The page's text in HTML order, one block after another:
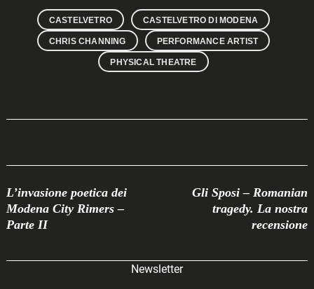
CASTELVETRO CASTELVETRO DI MODENA
CHRIS CHANNING PERFORMANCE ARTIST
PHYSICAL THEATRE
Post
Navigation
L’invasione poetica dei
Modena City Rimers –
Parte II
Gli Sposi – Romanian
tragedy. La nostra
recensione
Newsletter